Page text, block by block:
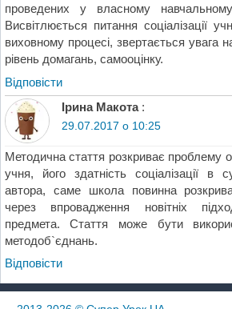
проведених у власному
Висвітлюється питання соціалізації
виховному процесі, звертається увага
рівень домагань, самооцінку.
Відповіcти
Ірина Макота :
29.07.2017 о 10:25
Методична стаття розкриває проблему
учня, його здатність соціалізації в
автора, саме школа повинна
через впровадження новітніх
предмета. Стаття може бути
методоб`єднань.
Відповіcти